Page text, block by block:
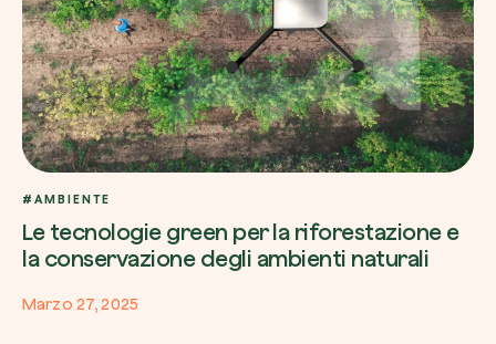
#AMBIENTE
Le tecnologie green per la riforestazione e
la conservazione degli ambienti naturali
Marzo 27, 2025